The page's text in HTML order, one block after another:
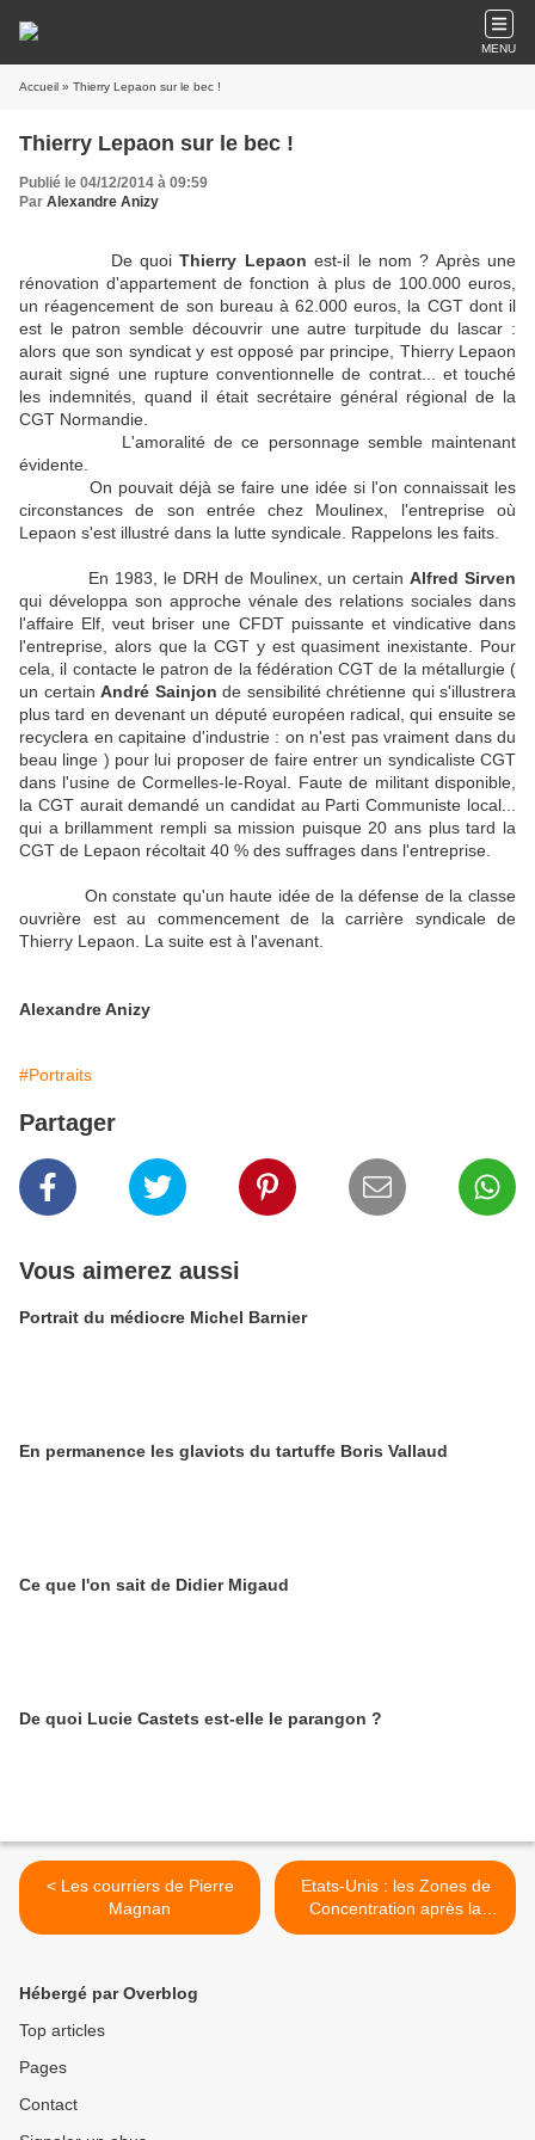
MENU
Accueil » Thierry Lepaon sur le bec !
Thierry Lepaon sur le bec !
Publié le 04/12/2014 à 09:59
Par Alexandre Anizy
De quoiThierry Lepaon est-il le nom ? Après une
rénovation d'appartement de fonction à plus de 100.000 euros,
un réagencement de son bureau à 62.000 euros, la CGT dont il
est le patron semble découvrir une autre turpitude du lascar :
alors que son syndicat y est opposé par principe, Thierry Lepaon
aurait signé une rupture conventionnelle de contrat... et touché
les indemnités, quand il était secrétaire général régional de la
CGT Normandie.
L'amoralité de ce personnage semble maintenant
évidente.
On pouvait déjà se faire une idée si l'on connaissait les
circonstances de son entrée chez Moulinex, l'entreprise où
Lepaon s'est illustré dans la lutte syndicale. Rappelons les faits.
En 1983, le DRH de Moulinex, un certainAlfred Sirven
qui développa son approche vénale des relations sociales dans
l'affaire Elf, veut briser une CFDT puissante et vindicative dans
l'entreprise, alors que la CGT y est quasiment inexistante. Pour
cela, il contacte le patron de la fédération CGT de la métallurgie (
un certain André Sainjon de sensibilité chrétienne qui s'illustrera
plus tard en devenant un député européen radical, qui ensuite se
recyclera en capitaine d'industrie : on n'est pas vraiment dans du
beau linge ) pour lui proposer de faire entrer un syndicaliste CGT
dans l'usine de Cormelles-le-Royal. Faute de militant disponible,
la CGT aurait demandé un candidat au Parti Communiste local...
qui a brillamment rempli sa mission puisque 20 ans plus tard la
CGT de Lepaon récoltait 40 % des suffrages dans l'entreprise.
On constate qu'un haute idée de la défense de la classe
ouvrière est au commencement de la carrière syndicale de
Thierry Lepaon. La suite est à l'avenant.
Alexandre Anizy
#Portraits
Partager
Vous aimerez aussi
Portrait du médiocre Michel Barnier
En permanence les glaviots du tartuffe Boris Vallaud
Ce que l'on sait de Didier Migaud
De quoi Lucie Castets est-elle le parangon ?
< Les courriers de Pierre
Magnan
Etats-Unis : les Zones de
Concentration après la
torture ? >
Hébergé par Overblog
Top articles
Pages
Contact